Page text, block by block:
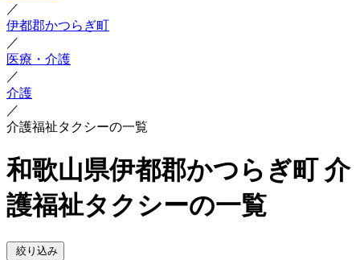
／
伊都郡かつらぎ町
／
医療・介護
／
介護
／
介護福祉タクシーの一覧
和歌山県伊都郡かつらぎ町 介
護福祉タクシーの一覧
絞り込み